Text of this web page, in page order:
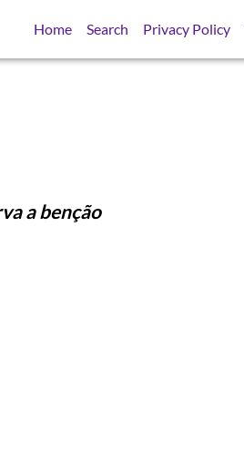
Home Search Privacy Policy
a benção